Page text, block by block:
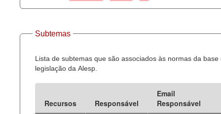
Subtemas
Lista de subtemas que são associados às normas da base
legislação da Alesp.
Recursos Responsável
Email
Responsável